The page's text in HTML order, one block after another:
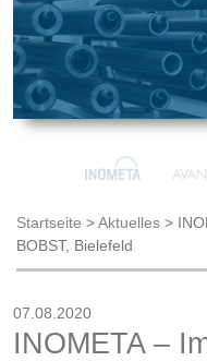
Startseite >Aktuelles >
BOBST, Bielefeld
07.08.2020
INOMETA –